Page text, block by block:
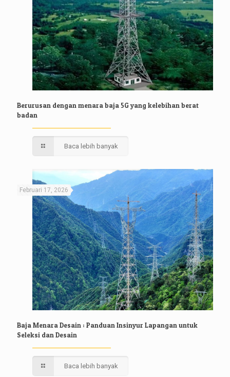
Berurusan dengan menara baja 5G yang kelebihan berat
badan
Baca lebih banyak
Februari 17, 2026
Baja Menara Desain : Panduan Insinyur Lapangan untuk
Seleksi dan Desain
Baca lebih banyak